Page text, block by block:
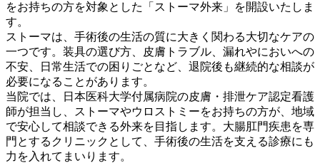
をお持ちの方を対象とした「ストーマ外来」を開設いたしま
す。
ストーマは、手術後の生活の質に大きく関わる大切なケアの
一つです。装具の選び方、皮膚トラブル、漏れやにおいへの
不安、日常生活での困りごとなど、退院後も継続的な相談が
必要になることがあります。
当院では、日本医科大学付属病院の皮膚・排泄ケア認定看護
師が担当し、ストーマやウロストミーをお持ちの方が、地域
で安心して相談できる外来を目指します。大腸肛門疾患を専
門とするクリニックとして、手術後の生活を支える診療にも
力を入れてまいります。